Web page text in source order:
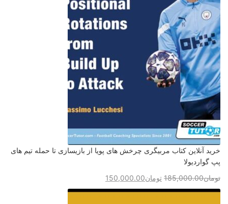
خرید آنلاین کتاب مربیگری چرخش های پویا از بازیسازی تا حمله تیم های
پپ گواردیولا
تومان185,000.00 تومان150,000.00